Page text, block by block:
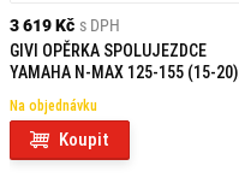
3 619 Kč s DPH
GIVI OPĚRKA SPOLUJEZDCE
YAMAHA N-MAX 125-155 (15-20)
Na objednávku
Koupit